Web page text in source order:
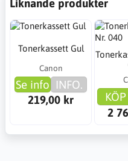
Liknande produkter
Tonerkassett Gul
Canon
Se info INFO.
219,00 kr
KÖP
2